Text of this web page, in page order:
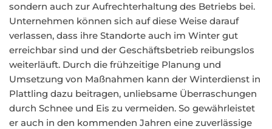
sondern auch zur Aufrechterhaltung des Betriebs bei.
Unternehmen können sich auf diese Weise darauf
verlassen, dass ihre Standorte auch im Winter gut
erreichbar sind und der Geschäftsbetrieb reibungslos
weiterläuft. Durch die frühzeitige Planung und
Umsetzung von Maßnahmen kann der Winterdienst in
Plattling dazu beitragen, unliebsame Überraschungen
durch Schnee und Eis zu vermeiden. So gewährleistet
er auch in den kommenden Jahren eine zuverlässige